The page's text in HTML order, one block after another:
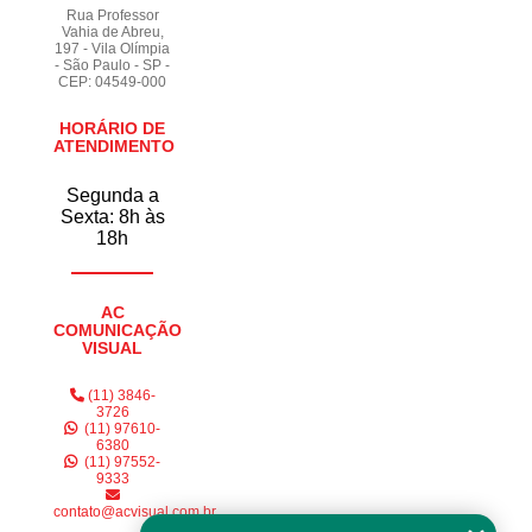
comprar placas informativas para drogarias Santo Amaro
comprar placa informativa para comércio Vila Mascote
comprar placas informativas para drogarias Jardim da Saúde
orçar placas informativas para condomínio Cidade Monções
orçar placa informativa de obra Real Parque
orçar placa informativa para indústria Vila Lusitania
placa informativa para banheiro Vila Alexandria
placas informativas para condomínio orçar Zona Sul
placa informativa para indústria Vila Gumercindo
Rua Professor
Vahia de Abreu,
197 - Vila Olímpia
- São Paulo - SP -
CEP: 04549-000
HORÁRIO DE
ATENDIMENTO
Segunda a
Sexta: 8h às
18h
AC
COMUNICAÇÃO
VISUAL
(11) 3846-
3726
(11) 97610-
6380
(11) 97552-
9333
contato@acvisual.com.br